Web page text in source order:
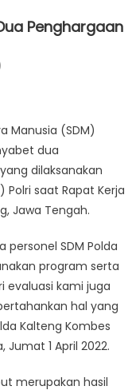
Penghargaan
Manusia (SDM)
dua
dilaksanakan
Polri saat Rapat Kerja
Jawa Tengah.
personel SDM Polda
program serta
evaluasi kami juga
hal yang
Kalteng Kombes
Jumat 1 April 2022.
merupakan hasil